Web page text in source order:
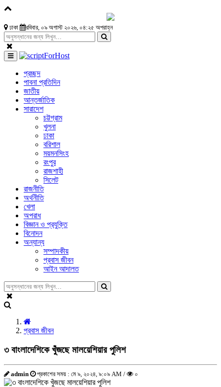
ঢাকা রবিবার, ০৯ অগাস্ট ২০২৬, ০৪:২৫ অপরাহ্ন
প্রচ্ছদ
পাবনা প্রতিদিন
জাতীয়
আন্তর্জাতিক
সারাদেশ
চট্টগ্রাম
খুলনা
ঢাকা
বরিশাল
ময়মনসিংহ
রংপুর
রাজশাহী
সিলেট
রাজনীতি
অর্থনীতি
খেলা
অপরাধ
বিজ্ঞান ও প্রযুক্তি
বিনোদন
অন্যান্য
সম্পাদকীয়
প্রবাস জীবন
আইন আদালত
প্রবাস জীবন
৩ বাংলাদেশিকে খুঁজছে মালয়েশিয়ার পুলিশ
admin প্রকাশের সময় : মে ৯, ২০২৪, ৯:০৯ AM / ০